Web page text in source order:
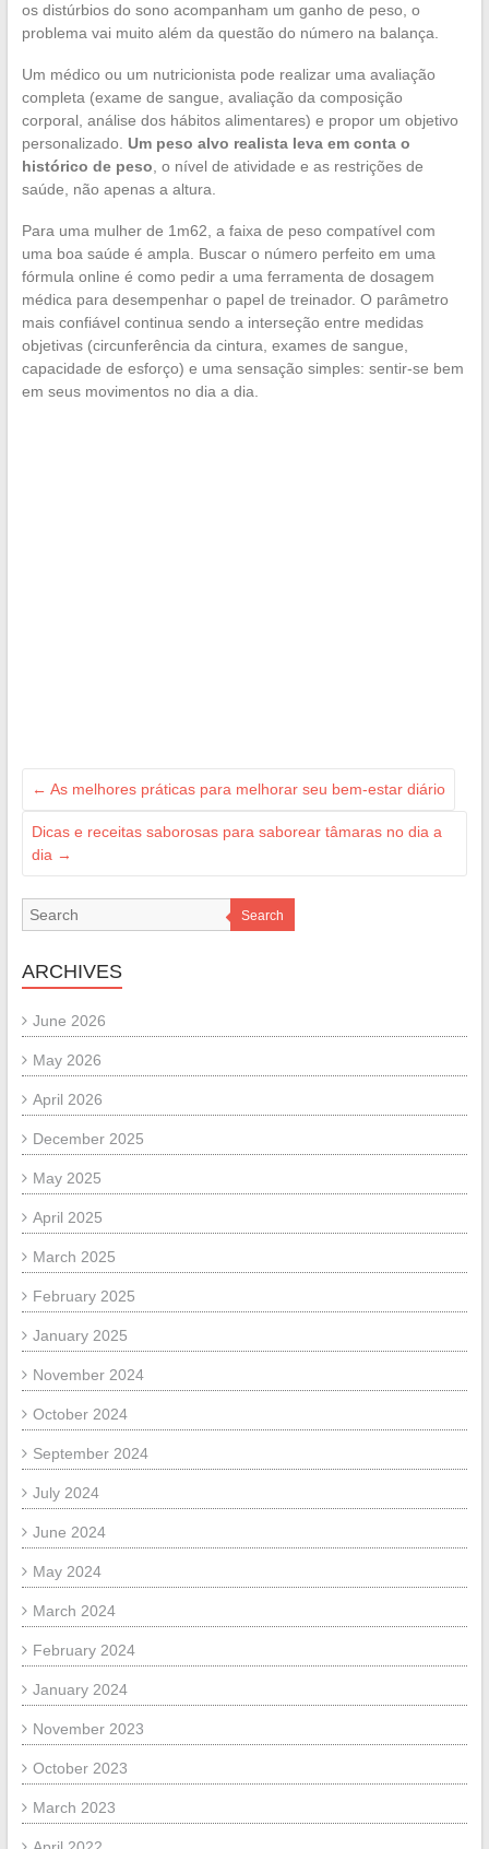
os distúrbios do sono acompanham um ganho de peso, o
problema vai muito além da questão do número na balança.
Um médico ou um nutricionista pode realizar uma avaliação
completa (exame de sangue, avaliação da composição
corporal, análise dos hábitos alimentares) e propor um objetivo
personalizado. Um peso alvo realista leva em conta o
histórico de peso, o nível de atividade e as restrições de
saúde, não apenas a altura.
Para uma mulher de 1m62, a faixa de peso compatível com
uma boa saúde é ampla. Buscar o número perfeito em uma
fórmula online é como pedir a uma ferramenta de dosagem
médica para desempenhar o papel de treinador. O parâmetro
mais confiável continua sendo a interseção entre medidas
objetivas (circunferência da cintura, exames de sangue,
capacidade de esforço) e uma sensação simples: sentir-se bem
em seus movimentos no dia a dia.
← As melhores práticas para melhorar seu bem-estar diário
Dicas e receitas saborosas para saborear tâmaras no dia a
dia →
Search
ARCHIVES
June 2026
May 2026
April 2026
December 2025
May 2025
April 2025
March 2025
February 2025
January 2025
November 2024
October 2024
September 2024
July 2024
June 2024
May 2024
March 2024
February 2024
January 2024
November 2023
October 2023
March 2023